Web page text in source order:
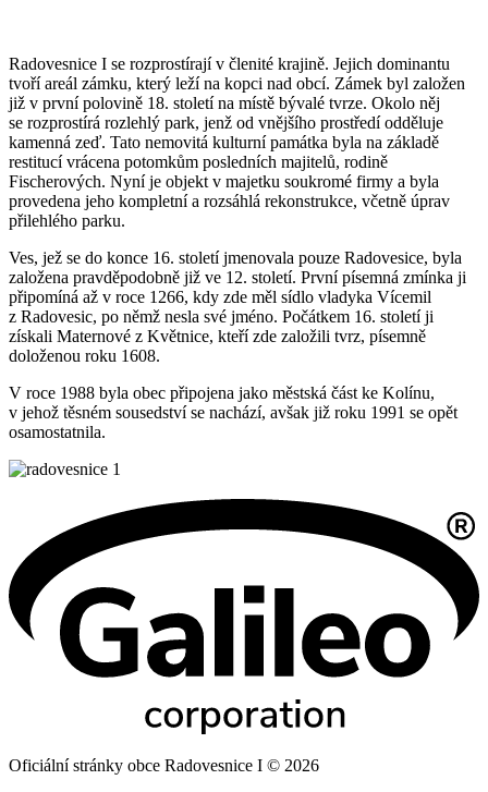
Radovesnice I se rozprostírají v členité krajině. Jejich dominantu
tvoří areál zámku, který leží na kopci nad obcí. Zámek byl založen
již v první polovině 18. století na místě bývalé tvrze. Okolo něj
se rozprostírá rozlehlý park, jenž od vnějšího prostředí odděluje
kamenná zeď. Tato nemovitá kulturní památka byla na základě
restitucí vrácena potomkům posledních majitelů, rodině
Fischerových. Nyní je objekt v majetku soukromé firmy a byla
provedena jeho kompletní a rozsáhlá rekonstrukce, včetně úprav
přilehlého parku.
Ves, jež se do konce 16. století jmenovala pouze Radovesice, byla
založena pravděpodobně již ve 12. století. První písemná zmínka ji
připomíná až v roce 1266, kdy zde měl sídlo vladyka Vícemil
z Radovesic, po němž nesla své jméno. Počátkem 16. století ji
získali Maternové z Květnice, kteří zde založili tvrz, písemně
doloženou roku 1608.
V roce 1988 byla obec připojena jako městská část ke Kolínu,
v jehož těsném sousedství se nachází, avšak již roku 1991 se opět
osamostatnila.
Oficiální stránky obce Radovesnice I © 2026